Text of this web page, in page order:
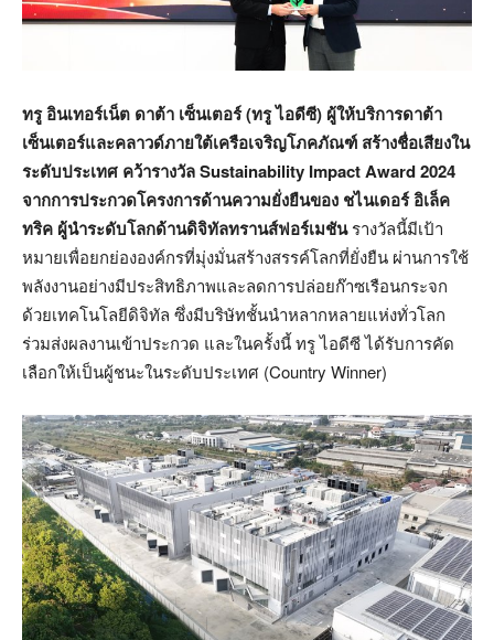
ทรู อินเทอร์เน็ต ดาต้า เซ็นเตอร์ (ทรู ไอดีซี) ผู้ให้บริการดาต้า
เซ็นเตอร์และคลาวด์ภายใต้เครือเจริญโภคภัณฑ์ สร้างชื่อเสียงใน
ระดับประเทศ คว้ารางวัลSustainability Impact Award 2024
จากการประกวดโครงการด้านความยั่งยืนของ ชไนเดอร์ อิเล็ค
ทริค ผู้นำระดับโลกด้านดิจิทัลทรานส์ฟอร์เมชันรางวัลนี้มีเป้า
หมายเพื่อยกย่ององค์กรที่มุ่งมั่นสร้างสรรค์โลกที่ยั่งยืน ผ่านการใช้
พลังงานอย่างมีประสิทธิภาพและลดการปล่อยก๊าซเรือนกระจก
ด้วยเทคโนโลยีดิจิทัล ซึ่งมีบริษัทชั้นนำหลากหลายแห่งทั่วโลก
ร่วมส่งผลงานเข้าประกวด และในครั้งนี้ ทรู ไอดีซี ได้รับการคัด
เลือกให้เป็นผู้ชนะในระดับประเทศ (Country Winner)